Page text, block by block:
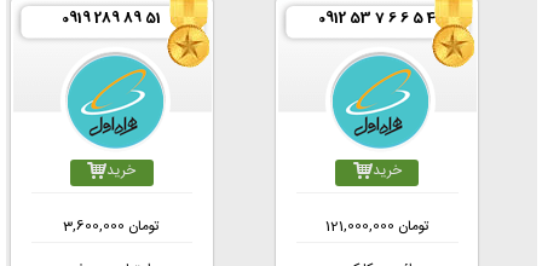
0912 53 7 6 6 5 4
خرید
121,000,000 تومان
0919 289 89 51
خرید
3,600,000 تومان